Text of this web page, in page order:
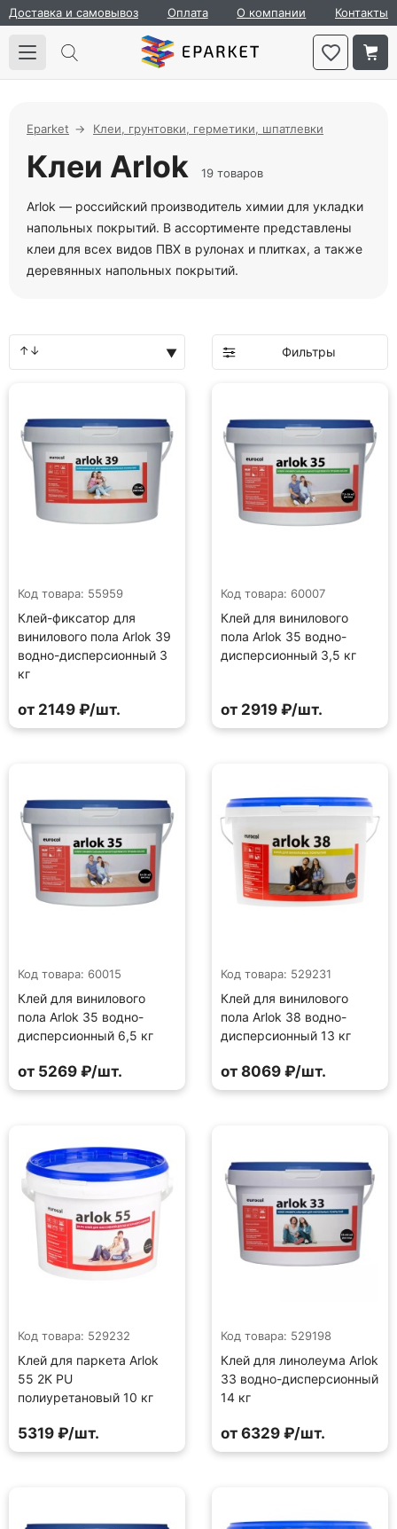
Доставка и самовывоз Оплата О компании Контакты
Eparket Клеи, грунтовки, герметики, шпатлевки
Клеи Arlok 19 товаров
Arlok — российский производитель химии для укладки
напольных покрытий. В ассортименте представлены
клеи для всех видов ПВХ в рулонах и плитках, а также
деревянных напольных покрытий.
Фильтры
Код товара: 55959
Клей-фиксатор для
винилового пола Arlok 39
водно-дисперсионный 3
кг
от 2149 ₽/шт.
Код товара: 60007
Клей для винилового
пола Arlok 35 водно-
дисперсионный 3,5 кг
от 2919 ₽/шт.
Код товара: 60015
Клей для винилового
пола Arlok 35 водно-
дисперсионный 6,5 кг
от 5269 ₽/шт.
Код товара: 529231
Клей для винилового
пола Arlok 38 водно-
дисперсионный 13 кг
от 8069 ₽/шт.
Код товара: 529232
Клей для паркета Arlok
55 2K PU
полиуретановый 10 кг
5319 ₽/шт.
Код товара: 529198
Клей для линолеума Arlok
33 водно-дисперсионный
14 кг
от 6329 ₽/шт.